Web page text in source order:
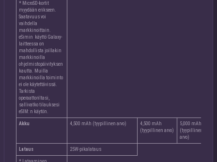
* MicroSD-kortit
myydään erikseen.
Saatavuus voi
vaihdella
markkinoittain.
eSimin käyttö Galaxy-
laitteessa on
mahdollista joillakin
markkinoilla
ohjelmistopäivityksen
kautta. Muilla
markkinoilla toiminto
ei ole käytettävissä.
Tarkista
operaattoriltasi,
sallivatko tilauksesi
eSIM: n käytön.
Akku 4,500 mAh (tyypillinen arvo)
4,500 mAh
(tyypillinen arvo)
5,000 mAh
(tyypillinen
arvo)
Lataus 25W-pikalataus